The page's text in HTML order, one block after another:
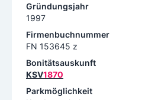
Gründungsjahr
1997
Firmenbuchnummer
FN 153645 z
Bonitätsauskunft
KSV1870
Parkmöglichkeit